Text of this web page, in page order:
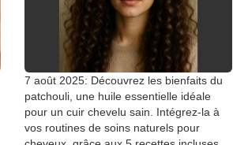
7 août 2025: Découvrez les bienfaits du
patchouli, une huile essentielle idéale
pour un cuir chevelu sain. Intégrez-la à
vos routines de soins naturels pour